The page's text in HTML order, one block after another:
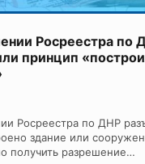
Росреестра по
принцип
Росреестра по ДНР
здание или
получить разрешение…